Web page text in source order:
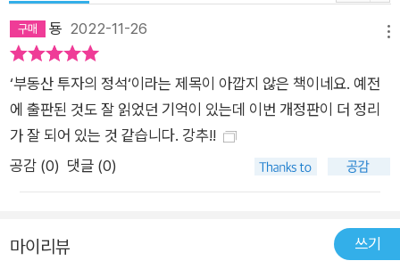
야 한다”고. 당신이 행운은 준비된 자에게 찾아온다는 그 흔한 진
리를 믿는다면, 이 책 한 권을 읽는 준비만으로도 ‘운’을 충분히
붙잡을 수 있을 것이다. “부동산 투자, 여전히 유효한가?” 아파
트, 상가, 오피스텔, 재건축… 부동산 투자 에센스 부동산 투자, 여
전히 유효한가? 이 책 1장의 제목이 바로 이것이다. 부동산 상승
장이 지나고 이제는 시장에 ‘폭락’ 시그널이 선명해진 시점에, 대
중이 가장 먼저 던지고 싶은 질문이 아닐까? 그런데 재미있는 사
이다. 당시 김사부는 우리나라 주택은 향후 20년간 부족하고, 선
둉 2022-11-26
‘부동산 투자의 정석‘이라는 제목이 아깝지 않은 책이네요. 예전
에 출판된 것도 잘 읽었던 기억이 있는데 이번 개정판이 더 정리
가 잘 되어 있는 것 같습니다. 강추!!
공감 (0) 댓글 (0)
마이리뷰 쓰기